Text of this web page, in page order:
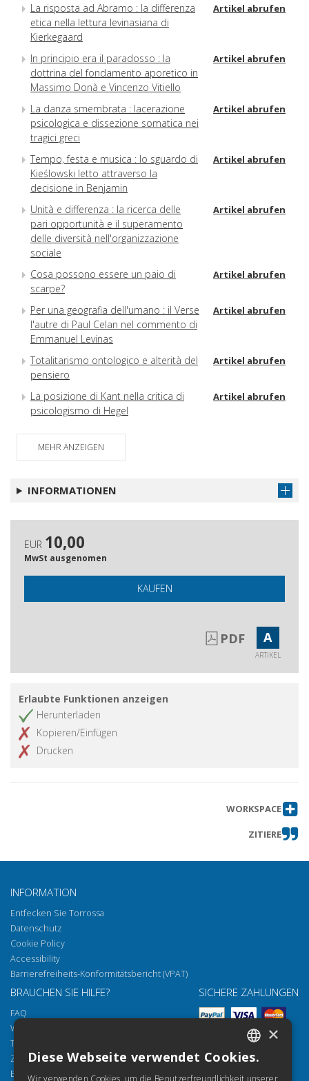
La risposta ad Abramo : la differenza
etica nella lettura levinasiana di
Kierkegaard
Artikel abrufen
In principio era il paradosso : la
dottrina del fondamento aporetico in
Massimo Donà e Vincenzo Vitiello
Artikel abrufen
La danza smembrata : lacerazione
psicologica e dissezione somatica nei
tragici greci
Artikel abrufen
Tempo, festa e musica : lo sguardo di
Kieślowski letto attraverso la
decisione in Benjamin
Artikel abrufen
Unità e differenza : la ricerca delle
pari opportunità e il superamento
delle diversità nell'organizzazione
sociale
Artikel abrufen
Cosa possono essere un paio di
scarpe?
Artikel abrufen
Per una geografia dell'umano : il Verse
l'autre di Paul Celan nel commento di
Emmanuel Levinas
Artikel abrufen
Totalitarismo ontologico e alterità del
pensiero
Artikel abrufen
La posizione di Kant nella critica di
psicologismo di Hegel
Artikel abrufen
Platone e la fondazione della Polis
Hölderlin : l'unità della differenza
MEHR ANZEIGEN
INFORMATIONEN
EUR 10,00
MwSt ausgenomen
KAUFEN
PDF A
ARTIKEL
Erlaubte Funktionen anzeigen
Herunterladen
Kopieren/Einfügen
Drucken
WORKSPACE
ZITIERE
INFORMATION
Entfecken Sie Torrossa
Datenschutz
Cookie Policy
Accessibility
Barrierefreiheits-Konformitätsbericht (VPAT)
BRAUCHEN SIE HILFE?
FAQ
Wie öffnen Sie unsere Dokumente
Torrossa Reader
Zugriffsmöglichkeiten
Email:helpdesk@torrossa.com
SICHERE ZAHLUNGEN
ITALIAN
×
Diese Webseite verwendet Cookies.
Wir verwenden Cookies, um die Benutzerfreundlichkeit unserer